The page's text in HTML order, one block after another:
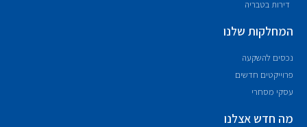
דירות בטבריה
המחלקות שלנו
נכסים להשקעה
פרוייקטים חדשים
עסקי מסחרי
מה חדש אצלנו